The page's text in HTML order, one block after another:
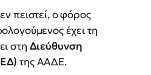
πειστεί, ο φόρος
έχει τη
στη Διεύθυνση
της ΑΑΔΕ.